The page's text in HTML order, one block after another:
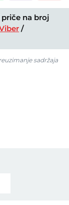
na broj
/
sadržaja